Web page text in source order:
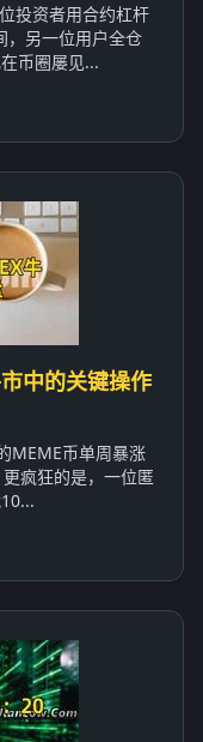
投资者用合约杠杆
，另一位用户全仓
币圈屡见...
中的关键操作
MEME币单周暴涨
疯狂的是，一位匿